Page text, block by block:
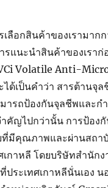
ลือกสินค้าของเรามากก
รแนะนำสินค้าของเรา
Volatile Anti-
ได้เป็นคำว่า สารต้านจุล
ารถป้องกันจุลชีพและก
คัญไปกว่านั้น การป้อง
ที่มีคุณภาพและผ่านสถา
เกาหลี โดยบริษัทสำนัก
ประเทศเกาหลีนั่นเอง น